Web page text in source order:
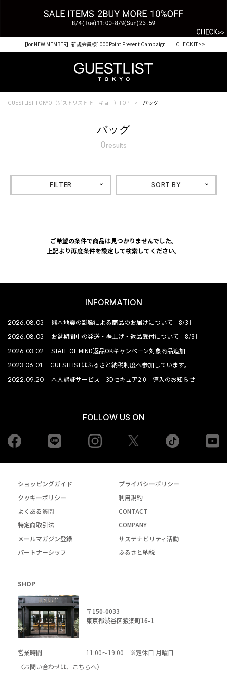
【for NEW MEMBER】新規会員様1000Point Present Campaign CHECK IT>>
GUESTLIST TOKYO（ゲストリスト トーキョー）TOP バッグ
バッグ
0results
FILTER SORT BY
ご希望の条件で商品は見つかりませんでした。
上記より再度条件を設定して検索してください。
INFORMATION
2026.08.03 熊本地震の影響による商品のお届けについて［8/3］
2026.08.03 お盆期間中の発送・裾上げ・返品受付について［8/3］
2026.03.02 STATE OF MIND返品OKキャンペーン対象商品追加
2023.06.01 GUESTLISTはふるさと納税制度へ参加しています。
2022.09.20 本人認証サービス「3Dセキュア2.0」導入のお知らせ
FOLLOW US ON
Facebook Instagram tiktok
ショッピングガイド
プライバシーポリシー
クッキーポリシー
利用規約
よくある質問
CONTACT
特定商取引法
COMPANY
メールマガジン登録
サステナビリティ活動
パートナーシップ
ふるさと納税
SHOP
〒150-0033
東京都渋谷区猿楽町16-1
営業時間
11:00～19:00 ※定休日 月曜日
〈お問い合わせは、
こちらへ〉